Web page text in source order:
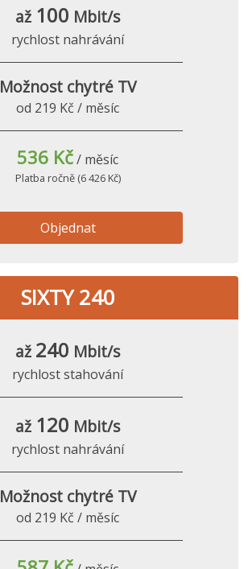
až 100 Mbit/s
rychlost nahrávání
Možnost chytré TV
od 219 Kč / měsíc
536 Kč/ měsíc
Platba ročně (6 426 Kč)
Objednat
SIXTY 240
až 240 Mbit/s
rychlost stahování
až 120 Mbit/s
rychlost nahrávání
Možnost chytré TV
od 219 Kč / měsíc